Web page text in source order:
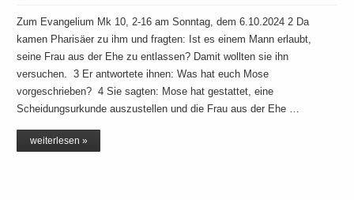
Zum Evangelium Mk 10, 2-16 am Sonntag, dem 6.10.2024 2 Da
kamen Pharisäer zu ihm und fragten: Ist es einem Mann erlaubt,
seine Frau aus der Ehe zu entlassen? Damit wollten sie ihn
versuchen. 3 Er antwortete ihnen: Was hat euch Mose
vorgeschrieben? 4 Sie sagten: Mose hat gestattet, eine
Scheidungsurkunde auszustellen und die Frau aus der Ehe …
weiterlesen »